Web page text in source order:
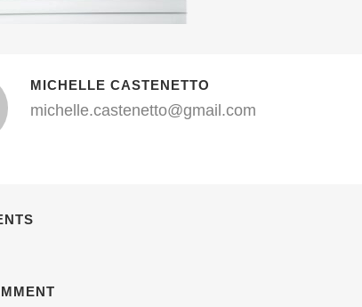
MICHELLE CASTENETTO
michelle.castenetto@gmail.com